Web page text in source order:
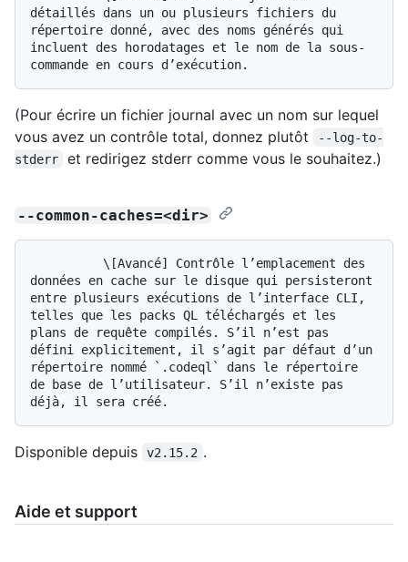
détaillés dans un ou plusieurs fichiers du
répertoire donné, avec des noms générés qui
incluent des horodatages et le nom de la sous-
(Pour écrire un fichier journal avec un nom sur lequel
vous avez un contrôle total, donnez plutôt
--log-to-
stderr
et redirigez stderr comme vous le souhaitez.)
--common-caches=<dir>
données en cache sur le disque qui persisteront
entre plusieurs exécutions de l’interface CLI,
telles que les packs QL téléchargés et les
plans de requête compilés. S’il n’est pas
défini explicitement, il s’agit par défaut d’un
répertoire nommé `.codeql` dans le répertoire
de base de l’utilisateur. S’il n’existe pas
Disponible depuis v2.15.2 .
Aide et support